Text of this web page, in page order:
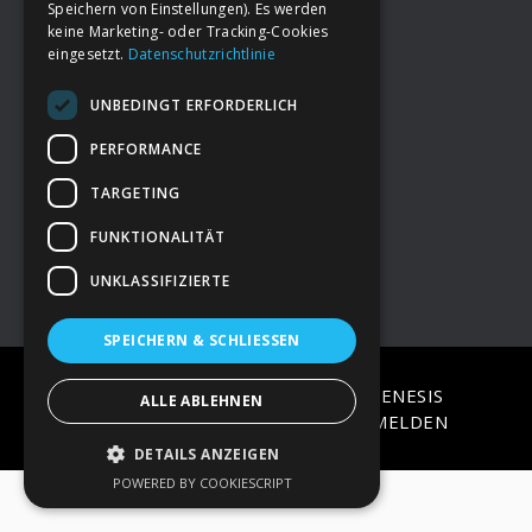
FooterDeine Spende
→ Impressum
→Kontakt zum PAO Team
COPYRIGHT © 2026 · ON
GENESIS
FRAMEWORK·WORDPRESS·ANMELDEN
Speichern von Einstellungen). Es werden
keine Marketing- oder Tracking-Cookies
eingesetzt. Datenschutzrichtlinie
UNBEDINGT ERFORDERLICH
PERFORMANCE
TARGETING
FUNKTIONALITÄT
UNKLASSIFIZIERTE
SPEICHERN & SCHLIESSEN
ALLE ABLEHNEN
DETAILS ANZEIGEN
POWERED BY COOKIESCRIPT